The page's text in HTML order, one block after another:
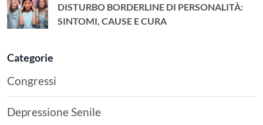
DISTURBO BORDERLINE DI PERSONALITÀ:
SINTOMI, CAUSE E CURA
Categorie
Congressi
Depressione Senile